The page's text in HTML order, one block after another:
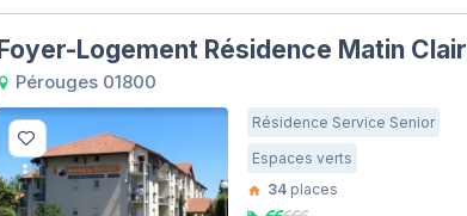
Foyer-Logement Résidence Matin Clair
Pérouges 01800
Résidence Service Senior
Espaces verts
34places